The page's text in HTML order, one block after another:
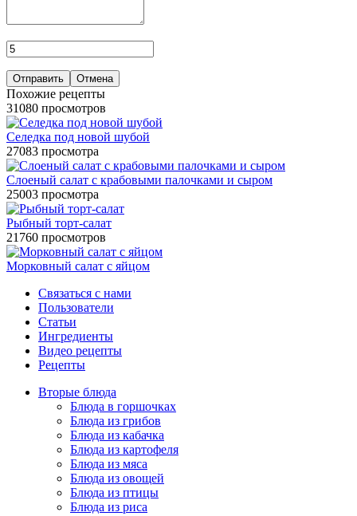
Отправить Отмена
Похожие рецепты
31080 просмотров
Селедка под новой шубой
27083 просмотра
Слоеный салат с крабовыми палочками и сыром
25003 просмотра
Рыбный торт-салат
21760 просмотров
Морковный салат с яйцом
Связаться с нами
Пользователи
Статьи
Ингредиенты
Видео рецепты
Рецепты
Вторые блюда
Блюда в горшочках
Блюда из грибов
Блюда из кабачка
Блюда из картофеля
Блюда из мяса
Блюда из овощей
Блюда из птицы
Блюда из риса